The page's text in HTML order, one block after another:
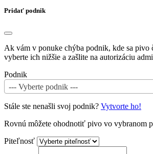
Pridať podnik
Ak vám v ponuke chýba podnik, kde sa pivo
vyberte ich nižšie a zašlite na autorizáciu
Podnik
--- Vyberte podnik ---
Stále ste nenašli svoj podnik? Vytvorte ho!
Rovnú môžete ohodnotiť pivo vo vybranom
Piteľnosť